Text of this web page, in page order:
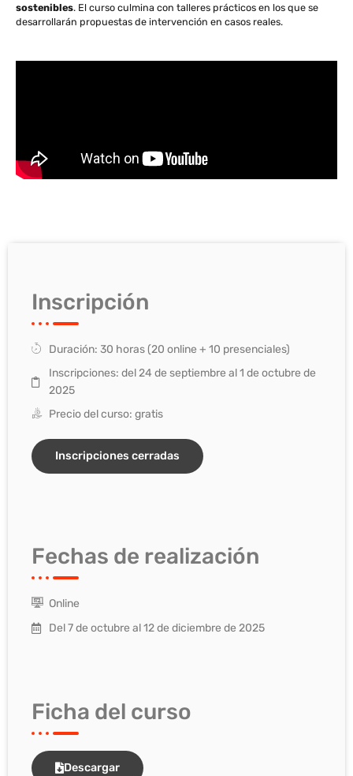
sostenibles. El curso culmina con talleres prácticos en los que se
desarrollarán propuestas de intervención en casos reales.
Inscripción
Duración: 30 horas (20 online + 10 presenciales)
Inscripciones: del 24 de septiembre al 1 de octubre de
2025
Precio del curso: gratis
Inscripciones cerradas
Fechas de realización
Online
Del 7 de octubre al 12 de diciembre de 2025
Ficha del curso
Descargar